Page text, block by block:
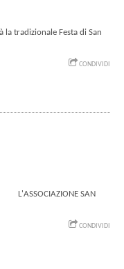
tradizionale Festa di San
CONDIVIDI
SAN
CONDIVIDI